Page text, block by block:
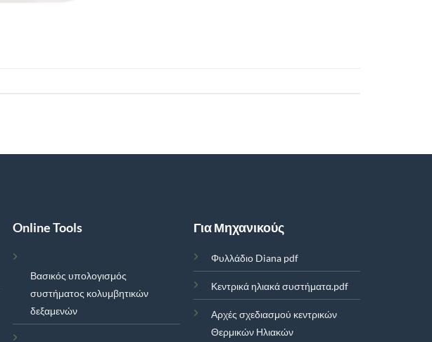
Online Tools
Βασικός υπολογισμός
συστήματος κολυμβητικών
δεξαμενών
Για Μηχανικούς
Φυλλάδιο Diana pdf
Κεντρικά ηλιακά συστήματα.pdf
Αρχές σχεδιασμού κεντρικών
Θερμικών Ηλιακών